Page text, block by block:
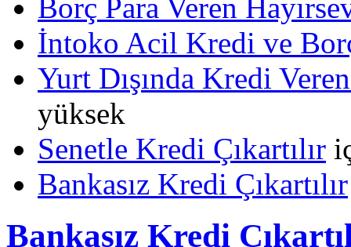
Borç Para Veren
İntoko Acil Kredi ve
Yurt Dışında Kredi
yüksek
Senetle Kredi Çıkartılır
Bankasız Kredi Çıkartılır
Bankasız Kredi